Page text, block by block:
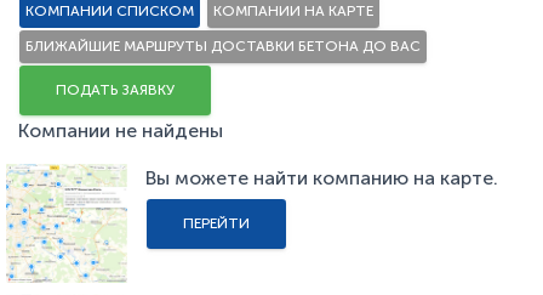
КОМПАНИИ СПИСКОМ КОМПАНИИ НА КАРТЕ
БЛИЖАЙШИЕ МАРШРУТЫ ДОСТАВКИ БЕТОНА ДО ВАС
ПОДАТЬ ЗАЯВКУ
Компании не найдены
Вы можете найти компанию на карте.
ПЕРЕЙТИ